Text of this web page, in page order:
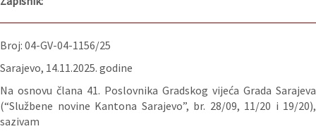
Broj: 04-GV-04-1156/25
Sarajevo, 14.11.2025. godine
Na osnovu člana 41. Poslovnika Gradskog vijeća Grada Sarajeva
(“Službene novine Kantona Sarajevo”, br. 28/09, 11/20 i 19/20),
sazivam